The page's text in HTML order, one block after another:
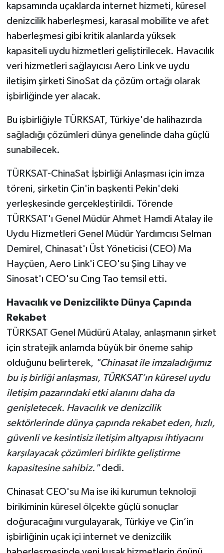
kapsamında uçaklarda internet hizmeti, küresel
denizcilik haberleşmesi, karasal mobilite ve afet
haberleşmesi gibi kritik alanlarda yüksek
kapasiteli uydu hizmetleri geliştirilecek. Havacılık
veri hizmetleri sağlayıcısı Aero Link ve uydu
iletişim şirketi SinoSat da çözüm ortağı olarak
işbirliğinde yer alacak.
Bu işbirliğiyle TÜRKSAT, Türkiye'de halihazırda
sağladığı çözümleri dünya genelinde daha güçlü
sunabilecek.
TÜRKSAT-ChinaSat İşbirliği Anlaşması için imza
töreni, şirketin Çin'in başkenti Pekin'deki
yerleşkesinde gerçekleştirildi. Törende
TÜRKSAT'ı Genel Müdür Ahmet Hamdi Atalay ile
Uydu Hizmetleri Genel Müdür Yardımcısı Selman
Demirel, Chinasat'ı Üst Yöneticisi (CEO) Ma
Hayçüen, Aero Link'i CEO'su Şing Lihay ve
Sinosat'ı CEO'su Cıng Tao temsil etti.
Havacılık ve Denizcilikte Dünya Çapında
Rekabet
TÜRKSAT Genel Müdürü Atalay, anlaşmanın şirket
için stratejik anlamda büyük bir öneme sahip
olduğunu belirterek, "Chinasat ile imzaladığımız
bu iş birliği anlaşması, TÜRKSAT’ın küresel uydu
iletişim pazarındaki etki alanını daha da
genişletecek. Havacılık ve denizcilik
sektörlerinde dünya çapında rekabet eden, hızlı,
güvenli ve kesintisiz iletişim altyapısı ihtiyacını
karşılayacak çözümleri birlikte geliştirme
kapasitesine sahibiz."dedi.
Chinasat CEO'su Ma ise iki kurumun teknoloji
birikiminin küresel ölçekte güçlü sonuçlar
doğuracağını vurgulayarak, Türkiye ve Çin’in
işbirliğinin uçak içi internet ve denizcilik